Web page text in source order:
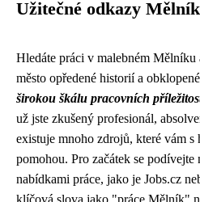
Užitečné odkazy Mělník
Hledáte práci v malebném
město opředené historií a
širokou škálu pracovních
už jste zkušený profesionál,
existuje mnoho zdrojů, které vám
pomohou. Pro začátek se podívejte
nabídkami práce, jako je Jobs.cz
klíčová slova jako "práce Mělník"